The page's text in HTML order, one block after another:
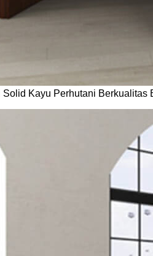
Solid Kayu Perhutani Berkualitas